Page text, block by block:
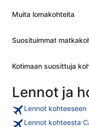
Muita lomakohteita
Suosituimmat
Kotimaan suosittuja
Lennot ja
Lennot kohteeseen
Lennot kohteesta